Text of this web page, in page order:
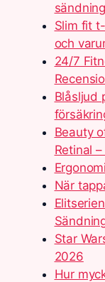
Slim fit
och
24/7
Blåsljud
Beauty
Retinal
När
Star
2026
Hur